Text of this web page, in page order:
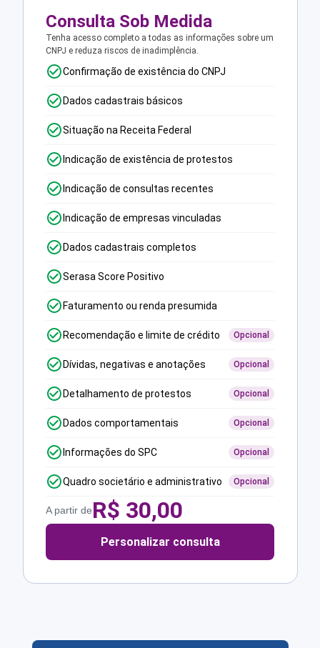
Consulta Sob Medida
Tenha acesso completo a todas as informações sobre um
CNPJ e reduza riscos de inadimplência.
Confirmação de existência do CNPJ
Dados cadastrais básicos
Situação na Receita Federal
Indicação de existência de protestos
Indicação de consultas recentes
Indicação de empresas vinculadas
Dados cadastrais completos
Serasa Score Positivo
Faturamento ou renda presumida
Recomendação e limite de crédito Opcional
Dívidas, negativas e anotações Opcional
Detalhamento de protestos Opcional
Dados comportamentais Opcional
Informações do SPC Opcional
Quadro societário e administrativo Opcional
A partir deR$ 30,00
Personalizar consulta